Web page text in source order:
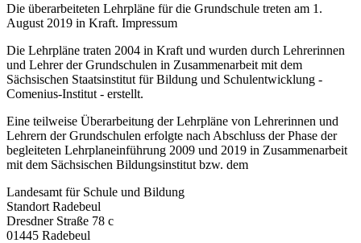
Die überarbeiteten Lehrpläne für die Grundschule treten am 1.
August 2019 in Kraft. Impressum
Die Lehrpläne traten 2004 in Kraft und wurden durch Lehrerinnen
und Lehrer der Grundschulen in Zusammenarbeit mit dem
Sächsischen Staatsinstitut für Bildung und Schulentwicklung -
Comenius-Institut - erstellt.
Eine teilweise Überarbeitung der Lehrpläne von Lehrerinnen und
Lehrern der Grundschulen erfolgte nach Abschluss der Phase der
begleiteten Lehrplaneinführung 2009 und 2019 in Zusammenarbeit
mit dem Sächsischen Bildungsinstitut bzw. dem
Landesamt für Schule und Bildung
Standort Radebeul
Dresdner Straße 78 c
01445 Radebeul